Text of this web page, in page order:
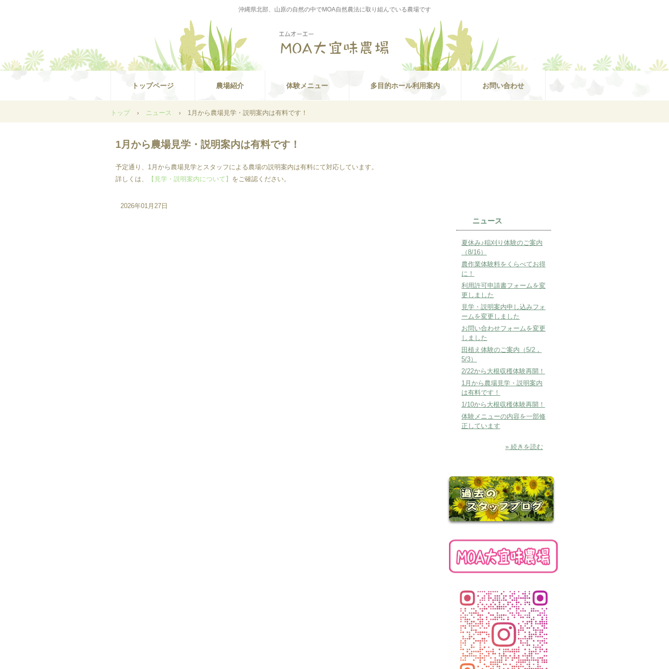
沖縄県北部、山原の自然の中でMOA自然農法に取り組んでいる農場です
トップページ 農場紹介 体験メニュー 多目的ホール利用案内 お問い合わせ
トップ › ニュース › 1月から農場見学・説明案内は有料です！
1月から農場見学・説明案内は有料です！
予定通り、1月から農場見学とスタッフによる農場の説明案内は有料にて対応しています。
詳しくは、
【見学・説明案内について】 をご確認ください。
2026年01月27日
ニュース
夏休み♪稲刈り体験のご案内
（8/16）
農作業体験料をくらべてお得
に！
利用許可申請書フォームを変
更しました
見学・説明案内申し込みフォ
ームを変更しました
お問い合わせフォームを変更
しました
田植え体験のご案内（5/2，
5/3）
2/22から大根収穫体験再開！
1月から農場見学・説明案内
は有料です！
1/10から大根収穫体験再開！
体験メニューの内容を一部修
正しています
» 続きを読む